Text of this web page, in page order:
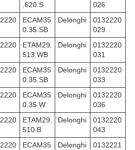
.620.S
026
ECAM35
0.35.SB
Delonghi
0132220
029
ETAM29.
513.WB
Delonghi
0132220
031
ECAM35
0.35.SB
Delonghi
0132220
033
ECAM35
0.35.W
Delonghi
0132220
036
ETAM29.
510.B
Delonghi
0132220
043
ECAM35
Delonghi
0132221